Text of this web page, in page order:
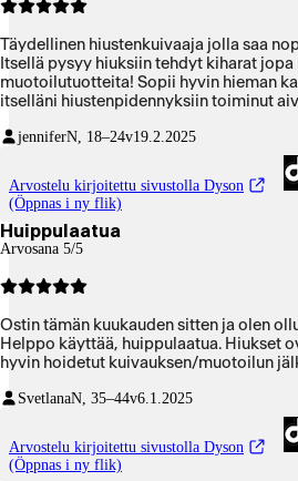
Täydellinen hiustenkuivaaja jolla saa
Itsellä pysyy hiuksiin tehdyt kiharat jopa
muotoilutuotteita! Sopii hyvin hieman
itselläni hiustenpidennyksiin toiminut
jenniferN, 18–24v19.2.2025
Arvostelu kirjoitettu sivustolla Dyson
(Öppnas i ny flik)
Huippulaatua
Arvosana 5/5
Ostin tämän kuukauden sitten ja olen
Helppo käyttää, huippulaatua. Hiukset
hyvin hoidetut kuivauksen/muotoilun
SvetlanaN, 35–44v6.1.2025
Arvostelu kirjoitettu sivustolla Dyson
(Öppnas i ny flik)